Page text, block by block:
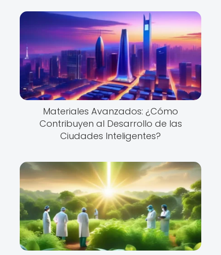
Materiales Avanzados: ¿Cómo
Contribuyen al Desarrollo de las
Ciudades Inteligentes?